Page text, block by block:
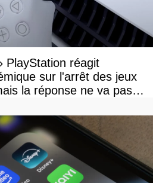
PlayStation réagit
sur l'arrêt des jeux
la réponse ne va pas